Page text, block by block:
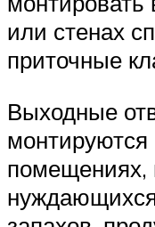
или стенах
приточные
Выходные
монтируются
помещениях,